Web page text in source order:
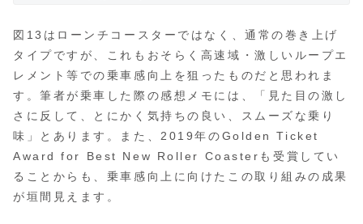
図13はローンチコースターではなく、通常の巻き上げ
タイプですが、これもおそらく高速域・激しいループエ
レメント等での乗車感向上を狙ったものだと思われま
す。筆者が乗車した際の感想メモには、「見た目の激し
さに反して、とにかく気持ちの良い、スムーズな乗り
味」とあります。また、2019年のGolden Ticket
Award for Best New Roller Coasterも受賞してい
ることからも、乗車感向上に向けたこの取り組みの成果
が垣間見えます。